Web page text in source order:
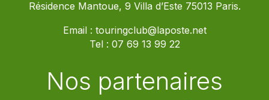
Résidence Mantoue, 9 Villa d’Este 75013 Paris.
Email : touringclub@laposte.net
Tel : 07 69 13 99 22
Nos partenaires